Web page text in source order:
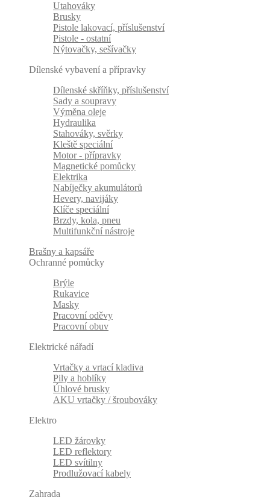
Utahováky
Brusky
Pistole lakovací, příslušenství
Pistole - ostatní
Nýtovačky, sešívačky
Dílenské vybavení a přípravky
Dílenské skříňky, příslušenství
Sady a soupravy
Výměna oleje
Hydraulika
Stahováky, svěrky
Kleště speciální
Motor - přípravky
Magnetické pomůcky
Elektrika
Nabíječky akumulátorů
Hevery, navijáky
Klíče speciální
Brzdy, kola, pneu
Multifunkční nástroje
Brašny a kapsáře
Ochranné pomůcky
Brýle
Rukavice
Masky
Pracovní oděvy
Pracovní obuv
Elektrické nářadí
Vrtačky a vrtací kladiva
Pily a hoblíky
Úhlové brusky
AKU vrtačky / šroubováky
Elektro
LED žárovky
LED reflektory
LED svítilny
Prodlužovací kabely
Zahrada